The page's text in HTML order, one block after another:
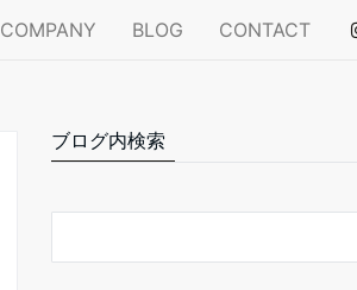
COMPANY BLOG CONTACT
ブログ内検索